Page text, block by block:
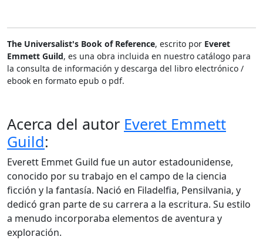
The Universalist's Book of Reference, escrito por Everet
Emmett Guild, es una obra incluida en nuestro catálogo para
la consulta de información y descarga del libro electrónico /
ebook en formato epub o pdf.
Acerca del autor Everet Emmett
Guild:
Everett Emmet Guild fue un autor estadounidense,
conocido por su trabajo en el campo de la ciencia
ficción y la fantasía. Nació en Filadelfia, Pensilvania, y
dedicó gran parte de su carrera a la escritura. Su estilo
a menudo incorporaba elementos de aventura y
exploración.